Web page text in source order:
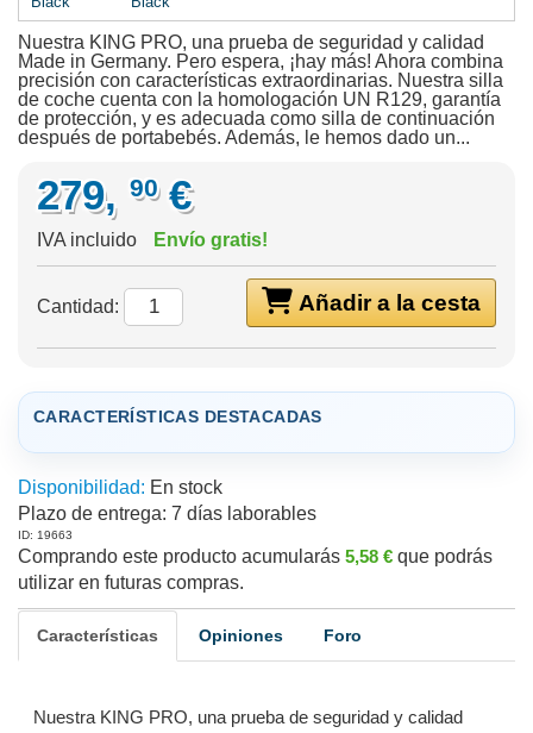
Nuestra KING PRO, una prueba de seguridad y calidad
Made in Germany. Pero espera, ¡hay más! Ahora combina
precisión con características extraordinarias. Nuestra silla
de coche cuenta con la homologación UN R129, garantía
de protección, y es adecuada como silla de continuación
después de portabebés. Además, le hemos dado un...
279, 90 €
IVA incluido Envío gratis!
Añadir a la cesta
Cantidad:
CARACTERÍSTICAS DESTACADAS
Disponibilidad: En stock
Plazo de entrega: 7 días laborables
ID: 19663
Comprando este producto acumularás 5,58 € que podrás
utilizar en futuras compras.
Características Opiniones Foro
Nuestra KING PRO, una prueba de seguridad y calidad